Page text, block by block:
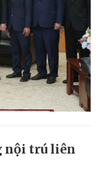
nội trú liên